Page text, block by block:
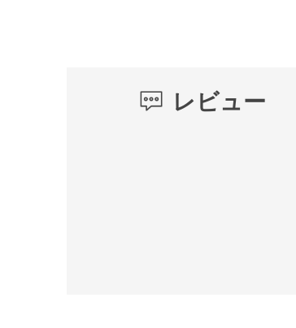
レビュー